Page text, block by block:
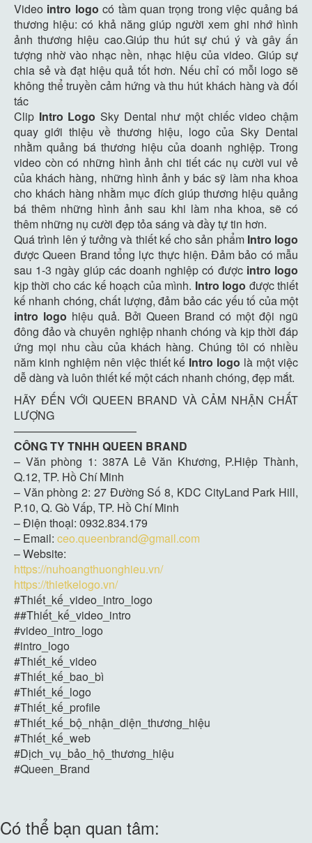
Video intro logocó tầm quan trọng trong việc quảng bá
thương hiệu: có khả năng giúp người xem ghi nhớ hình
ảnh thương hiệu cao.Giúp thu hút sự chú ý và gây ấn
tượng nhờ vào nhạc nền, nhạc hiệu của video. Giúp sự
chia sẻ và đạt hiệu quả tốt hơn. Nếu chỉ có mỗi logo sẽ
không thể truyền cảm hứng và thu hút khách hàng và đối
tác
Clip Intro LogoSky Dental như một chiếc video chậm
quay giới thiệu về thương hiệu, logo của Sky Dental
nhằm quảng bá thương hiệu của doanh nghiệp. Trong
video còn có những hình ảnh chi tiết các nụ cười vui vẻ
của khách hàng, những hình ảnh y bác sỹ làm nha khoa
cho khách hàng nhằm mục đích giúp thương hiệu quảng
bá thêm những hình ảnh sau khi làm nha khoa, sẽ có
thêm những nụ cười đẹp tỏa sáng và đầy tự tin hơn.
Quá trình lên ý tưởng và thiết kế cho sản phẩm Intro logo
được Queen Brand tổng lực thực hiện. Đảm bảo có mẫu
sau 1-3 ngày giúp các doanh nghiệp có được intro logo
kịp thời cho các kế hoạch của mình. Intro logo được thiết
kế nhanh chóng, chất lượng, đảm bảo các yếu tố của một
intro logo hiệu quả. Bởi Queen Brand có một đội ngũ
đông đảo và chuyên nghiệp nhanh chóng và kịp thời đáp
ứng mọi nhu cầu của khách hàng. Chúng tôi có nhiều
năm kinh nghiệm nên việc thiết kế Intro logo là một việc
dễ dàng và luôn thiết kế một cách nhanh chóng, đẹp mắt.
HÃY ĐẾN VỚI QUEEN BRAND VÀ CẢM NHẬN CHẤT
LƯỢNG
———————————
CÔNG TY TNHH QUEEN BRAND
– Văn phòng 1: 387A Lê Văn Khương, P.Hiệp Thành,
Q.12, TP. Hồ Chí Minh
– Văn phòng 2: 27 Đường Số 8, KDC CityLand Park Hill,
P.10, Q. Gò Vấp, TP. Hồ Chí Minh
– Điện thoại: 0932.834.179
– Email: ceo.queenbrand@gmail.com
– Website:
https://nuhoangthuonghieu.vn/
https://thietkelogo.vn/
#Thiết_kế_video_intro_logo
##Thiết_kế_video_intro
#video_intro_logo
#intro_logo
#Thiết_kế_video
#Thiết_kế_bao_bì
#Thiết_kế_logo
#Thiết_kế_profile
#Thiết_kế_bộ_nhận_diện_thương_hiệu
#Thiết_kế_web
#Dịch_vụ_bảo_hộ_thương_hiệu
#Queen_Brand
Có thể bạn quan tâm: